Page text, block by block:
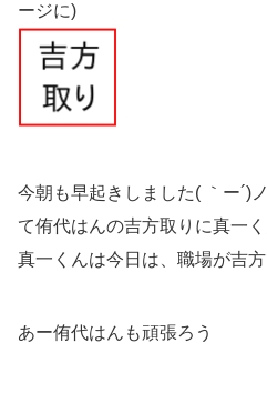
ージに)
今朝も早起きしました( ｀ー´)
て侑代はんの吉方取りに真一
真一くんは今日は、職場が吉
あー侑代はんも頑張ろう